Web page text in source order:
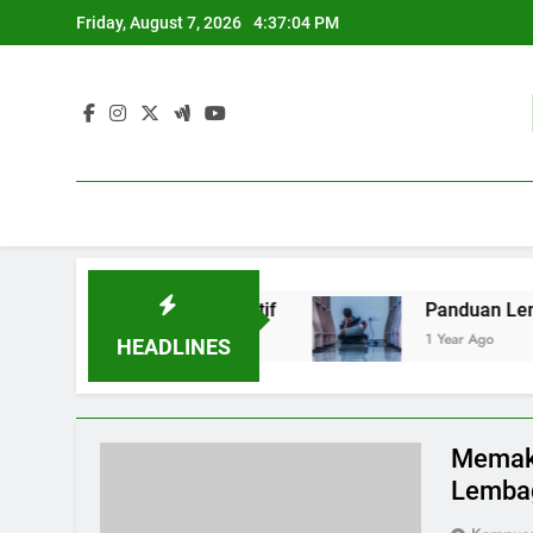
to
Friday, August 7, 2026 4:37:05 PM
HEADLINES
Panduan Lengkap
1 Year Ago